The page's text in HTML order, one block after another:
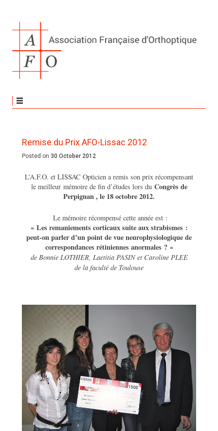
Remise du Prix AFO-Lissac 2012
Posted on 30 October 2012
L’A.F.O. et LISSAC Opticien a remis son prix récompensant
le meilleur mémoire de fin d’études lors du Congrès de
Perpignan , le 18 octobre 2012.
Le mémoire récompensé cette année est :
« Les remaniements corticaux suite aux strabismes :
peut-on parler d’un point de vue neurophysiologique de
correspondances rétiniennes anormales ? »
de Bonnie LOTHIER, Laetitia PASIN et Caroline PLEE
de la faculté de Toulouse